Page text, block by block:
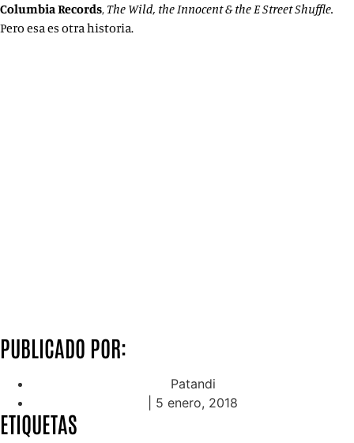
ColumbiaRecords, The Wild, the Innocent & the E Street Shuffle.
Pero esa es otra historia.
PUBLICADO POR:
Patandi
5 enero, 2018
ETIQUETAS